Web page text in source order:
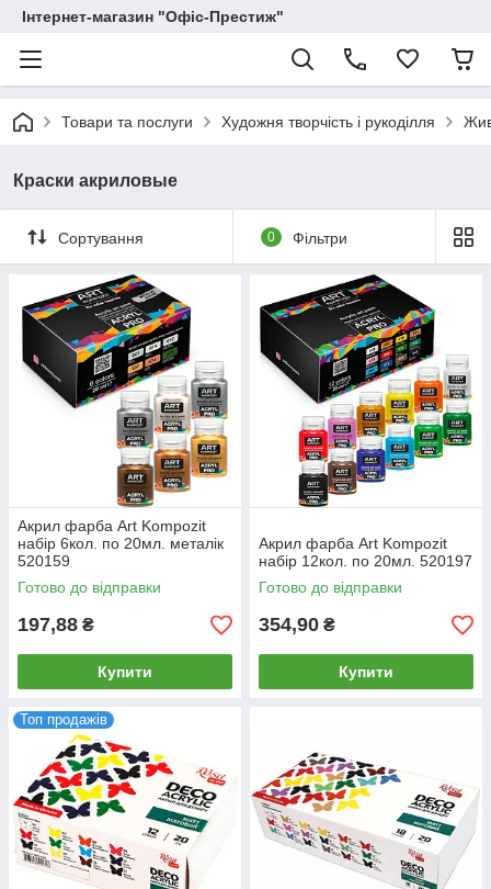
Інтернет-магазин "Офіс-Престиж"
Товари та послуги Художня творчість і рукоділля
Краски акриловые
Сортування 0 Фільтри
Акрил фарба Art Kompozit
набір 6кол. по 20мл. металік
520159
Готово до відправки
197,88 ₴
Купити
Акрил фарба Art Kompozit
набір 12кол. по 20мл. 520197
Готово до відправки
354,90 ₴
Купити
Топ продажів